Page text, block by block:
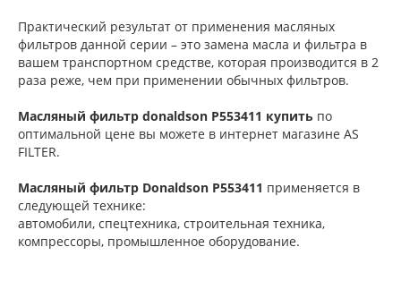
Практический результат от применения масляных
фильтров данной серии – это замена масла и фильтра в
вашем транспортном средстве, которая производится в 2
раза реже, чем при применении обычных фильтров.
Масляный фильтр donaldson P553411 купить по
оптимальной цене вы можете в интернет магазине AS
FILTER.
Масляный фильтр Donaldson P553411 применяется в
следующей технике:
автомобили, cпецтехника, cтроительная техника,
компрессоры, промышленное оборудование.